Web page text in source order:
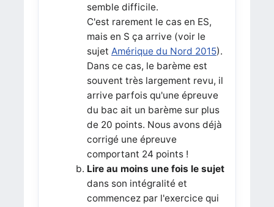
semble difficile.
C'est rarement le cas en ES,
mais en S ça arrive (voir le
sujet Amérique du Nord 2015).
Dans ce cas, le barème est
souvent très largement revu, il
arrive parfois qu'une épreuve
du bac ait un barème sur plus
de 20 points. Nous avons déjà
corrigé une épreuve
comportant 24 points !
Lire au moins une fois le sujet
dans son intégralité et
commencez par l'exercice qui